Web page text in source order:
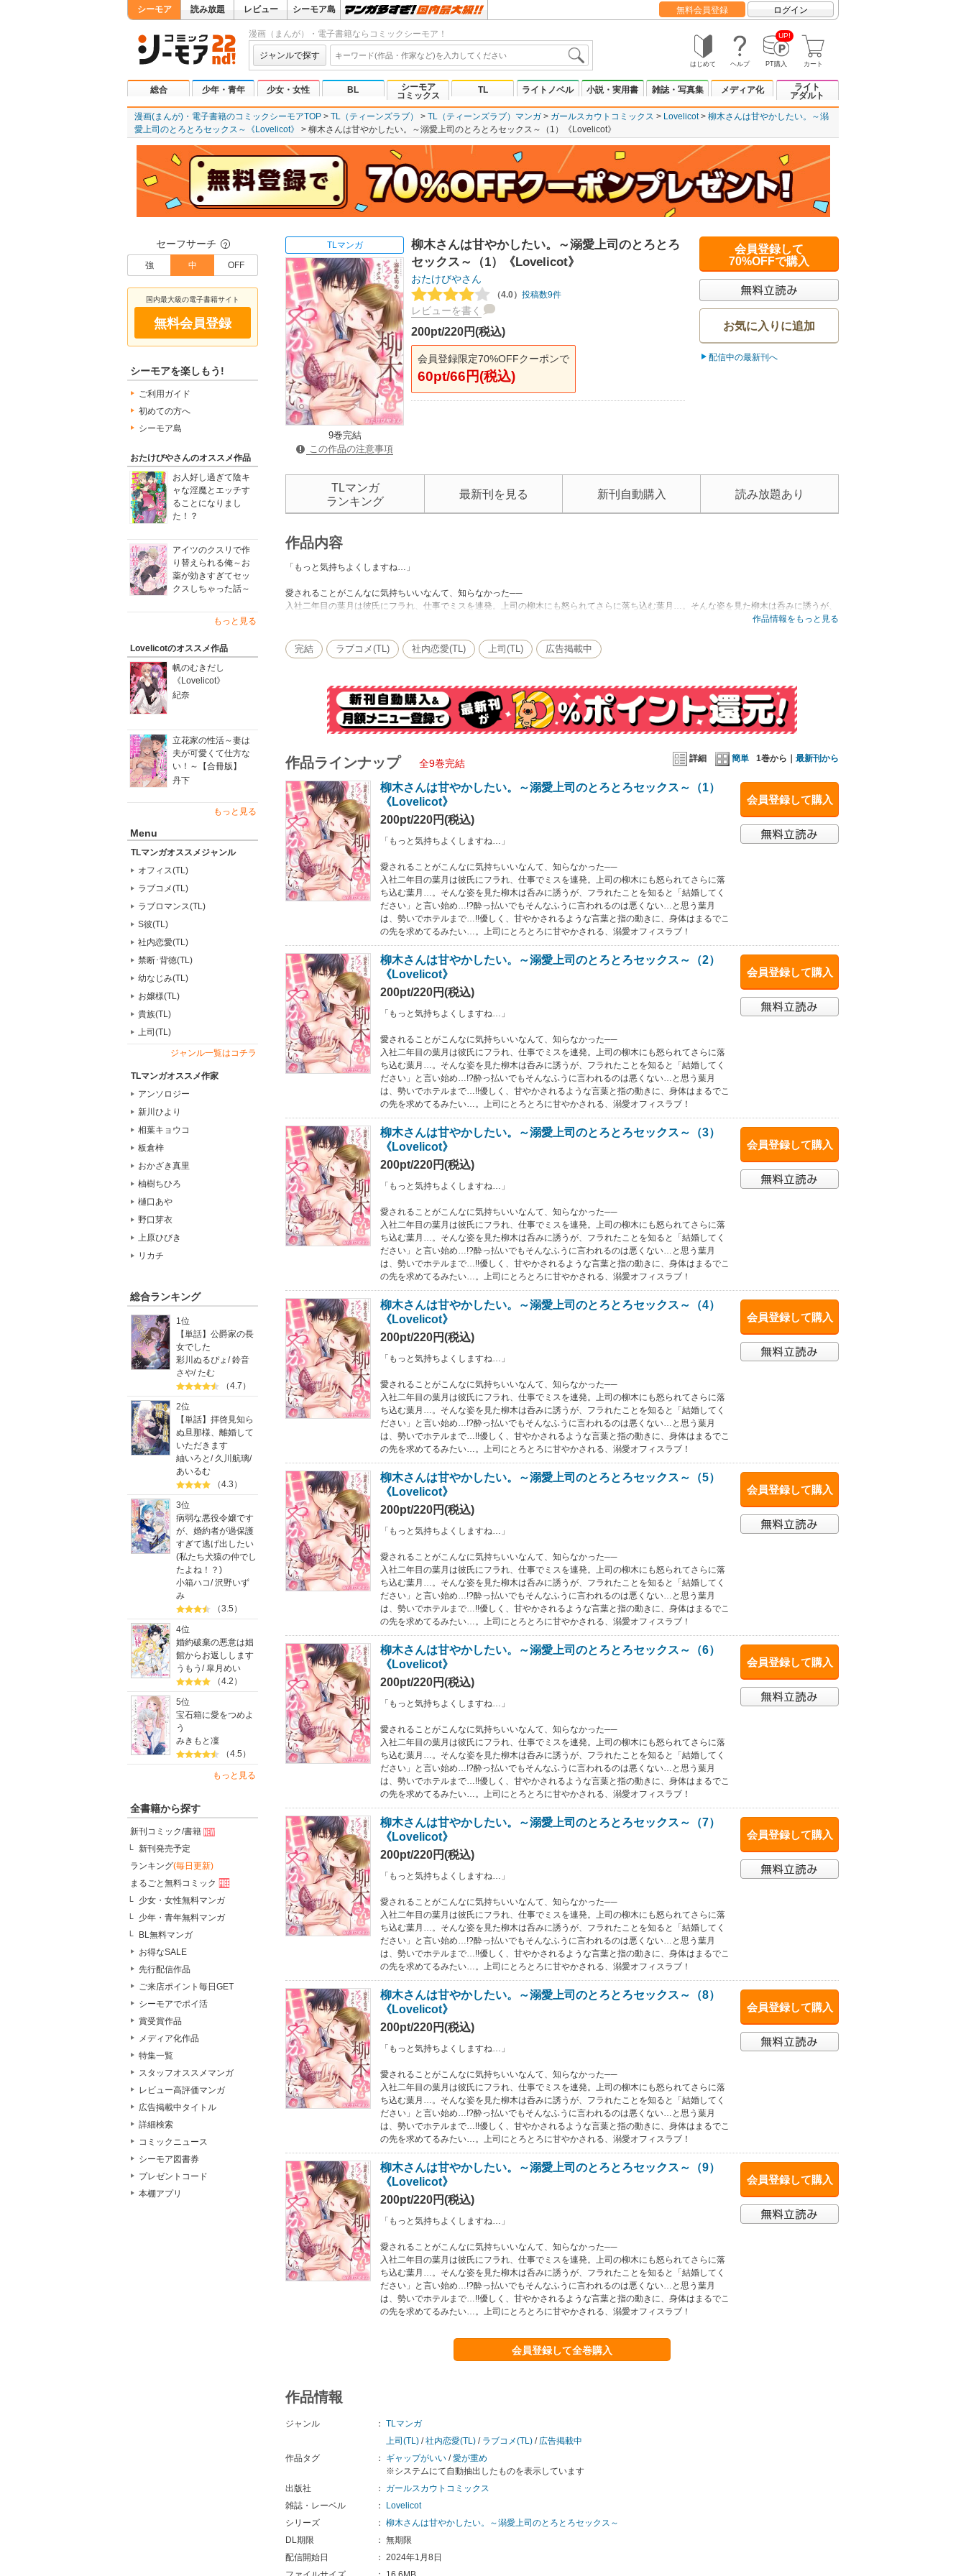
シーモア 読み放題 レビュー シーモア島 無料会員登録 ログイン
漫画（まんが）・電子書籍ならコミックシーモア！
ジャンルで探す
はじめて ヘルプ
UP!
PT購入 カート
総合 少年・青年 少女・女性 BL
シーモア
コミックス
TL ライトノベル 小説・実用書 雑誌・写真集 メディア化
ライト
アダルト
漫画(まんが)・電子書籍のコミックシーモアTOP TL（ティーンズラブ） TL（ティーンズラブ）マンガ ガールスカウトコミックス Lovelicot
柳木さんは甘やかしたい。～溺
愛上司のとろとろセックス～《Lovelicot》
柳木さんは甘やかしたい。～溺愛上司のとろとろセックス～（1）《Lovelicot》
セーフサーチ ？
強 中 OFF
国内最大級の電子書籍サイト
無料会員登録
シーモアを楽しもう!
ご利用ガイド
初めての方へ
シーモア島
おたけびやさんのオススメ作品
お人好し過ぎて陰キ
ャな淫魔とエッチす
ることになりまし
た！？
アイツのクスリで作
り替えられる俺～お
薬が効きすぎてセッ
クスしちゃった話～
もっと見る
Lovelicotのオススメ作品
帆のむきだし
《Lovelicot》
紀奈
立花家の性活～妻は
夫が可愛くて仕方な
い！～【合冊版】
丹下
もっと見る
Menu
TLマンガオススメジャンル
オフィス(TL)
ラブコメ(TL)
ラブロマンス(TL)
S彼(TL)
社内恋愛(TL)
禁断･背徳(TL)
幼なじみ(TL)
お嬢様(TL)
貴族(TL)
上司(TL)
ジャンル一覧はコチラ
TLマンガオススメ作家
アンソロジー
新川ひより
相葉キョウコ
板倉梓
おかざき真里
柚樹ちひろ
樋口あや
野口芽衣
上原ひびき
リカチ
総合ランキング
1位
【単話】公爵家の長
女でした
彩川ぬるぴょ /鈴音
さや/たむ
（4.7）
2位
【単話】拝啓見知ら
ぬ旦那様、離婚して
いただきます
紬いろと / 久川航璃/
あいるむ
（4.3）
3位
病弱な悪役令嬢です
が、婚約者が過保護
すぎて逃げ出したい
(私たち犬猿の仲でし
たよね！？)
小箱ハコ/沢野いず
み
（3.5）
4位
婚約破棄の悪意は娼
館からお返しします
うもう /皐月めい
（4.2）
5位
宝石箱に愛をつめよ
う
みきもと凜
（4.5）
もっと見る
全書籍から探す
新刊コミック/書籍
新刊発売予定
ランキング(毎日更新)
まるごと無料コミック
少女・女性無料マンガ
少年・青年無料マンガ
BL無料マンガ
お得なSALE
先行配信作品
ご来店ポイント毎日GET
シーモアでポイ活
賞受賞作品
メディア化作品
特集一覧
スタッフオススメマンガ
レビュー高評価マンガ
広告掲載中タイトル
詳細検索
コミックニュース
シーモア図書券
プレゼントコード
本棚アプリ
TLマンガ
9巻完結
この作品の注意事項
柳木さんは甘やかしたい。～溺愛上司のとろとろ
セックス～（1）《Lovelicot》
おたけびやさん
（4.0） 投稿数9件
レビューを書く
200pt/220円(税込)
会員登録限定70%OFFクーポンで
60pt/66円(税込)
会員登録して
70%OFFで購入
お気に入りに追加
配信中の最新刊へ
TLマンガ
ランキング
最新刊を見る 新刊自動購入 読み放題あり
作品内容
「もっと気持ちよくしますね…」
愛されることがこんなに気持ちいいなんて、知らなかった──
入社二年目の葉月は彼氏にフラれ、仕事でミスを連発。上司の柳木にも怒られてさらに落ち込む葉月…。そんな姿を見た柳木は呑みに誘うが、
フラれたことを知ると「結婚してください」と言い始め…!?酔っ払いでもそんなふうに言われるのは悪くない…と思う葉月は、勢いでホテルま
スラブ！
作品情報をもっと見る
完結 ラブコメ(TL) 社内恋愛(TL) 上司(TL) 広告掲載中
詳細 簡単 1巻から｜ 最新刊から
作品ラインナップ 全9巻完結
会員登録して購入
柳木さんは甘やかしたい。～溺愛上司のとろとろセックス～（1）
《Lovelicot》
200pt/220円(税込)
「もっと気持ちよくしますね…」
愛されることがこんなに気持ちいいなんて、知らなかった──
入社二年目の葉月は彼氏にフラれ、仕事でミスを連発。上司の柳木にも怒られてさらに落
ち込む葉月…。そんな姿を見た柳木は呑みに誘うが、フラれたことを知ると「結婚してく
ださい」と言い始め…!?酔っ払いでもそんなふうに言われるのは悪くない…と思う葉月
は、勢いでホテルまで…!!優しく、甘やかされるような言葉と指の動きに、身体はまるでこ
の先を求めてるみたい…。上司にとろとろに甘やかされる、溺愛オフィスラブ！
会員登録して購入
柳木さんは甘やかしたい。～溺愛上司のとろとろセックス～（2）
《Lovelicot》
200pt/220円(税込)
「もっと気持ちよくしますね…」
愛されることがこんなに気持ちいいなんて、知らなかった──
入社二年目の葉月は彼氏にフラれ、仕事でミスを連発。上司の柳木にも怒られてさらに落
ち込む葉月…。そんな姿を見た柳木は呑みに誘うが、フラれたことを知ると「結婚してく
ださい」と言い始め…!?酔っ払いでもそんなふうに言われるのは悪くない…と思う葉月
は、勢いでホテルまで…!!優しく、甘やかされるような言葉と指の動きに、身体はまるでこ
の先を求めてるみたい…。上司にとろとろに甘やかされる、溺愛オフィスラブ！
会員登録して購入
柳木さんは甘やかしたい。～溺愛上司のとろとろセックス～（3）
《Lovelicot》
200pt/220円(税込)
「もっと気持ちよくしますね…」
愛されることがこんなに気持ちいいなんて、知らなかった──
入社二年目の葉月は彼氏にフラれ、仕事でミスを連発。上司の柳木にも怒られてさらに落
ち込む葉月…。そんな姿を見た柳木は呑みに誘うが、フラれたことを知ると「結婚してく
ださい」と言い始め…!?酔っ払いでもそんなふうに言われるのは悪くない…と思う葉月
は、勢いでホテルまで…!!優しく、甘やかされるような言葉と指の動きに、身体はまるでこ
の先を求めてるみたい…。上司にとろとろに甘やかされる、溺愛オフィスラブ！
会員登録して購入
柳木さんは甘やかしたい。～溺愛上司のとろとろセックス～（4）
《Lovelicot》
200pt/220円(税込)
「もっと気持ちよくしますね…」
愛されることがこんなに気持ちいいなんて、知らなかった──
入社二年目の葉月は彼氏にフラれ、仕事でミスを連発。上司の柳木にも怒られてさらに落
ち込む葉月…。そんな姿を見た柳木は呑みに誘うが、フラれたことを知ると「結婚してく
ださい」と言い始め…!?酔っ払いでもそんなふうに言われるのは悪くない…と思う葉月
は、勢いでホテルまで…!!優しく、甘やかされるような言葉と指の動きに、身体はまるでこ
の先を求めてるみたい…。上司にとろとろに甘やかされる、溺愛オフィスラブ！
会員登録して購入
柳木さんは甘やかしたい。～溺愛上司のとろとろセックス～（5）
《Lovelicot》
200pt/220円(税込)
「もっと気持ちよくしますね…」
愛されることがこんなに気持ちいいなんて、知らなかった──
入社二年目の葉月は彼氏にフラれ、仕事でミスを連発。上司の柳木にも怒られてさらに落
ち込む葉月…。そんな姿を見た柳木は呑みに誘うが、フラれたことを知ると「結婚してく
ださい」と言い始め…!?酔っ払いでもそんなふうに言われるのは悪くない…と思う葉月
は、勢いでホテルまで…!!優しく、甘やかされるような言葉と指の動きに、身体はまるでこ
の先を求めてるみたい…。上司にとろとろに甘やかされる、溺愛オフィスラブ！
会員登録して購入
柳木さんは甘やかしたい。～溺愛上司のとろとろセックス～（6）
《Lovelicot》
200pt/220円(税込)
「もっと気持ちよくしますね…」
愛されることがこんなに気持ちいいなんて、知らなかった──
入社二年目の葉月は彼氏にフラれ、仕事でミスを連発。上司の柳木にも怒られてさらに落
ち込む葉月…。そんな姿を見た柳木は呑みに誘うが、フラれたことを知ると「結婚してく
ださい」と言い始め…!?酔っ払いでもそんなふうに言われるのは悪くない…と思う葉月
は、勢いでホテルまで…!!優しく、甘やかされるような言葉と指の動きに、身体はまるでこ
の先を求めてるみたい…。上司にとろとろに甘やかされる、溺愛オフィスラブ！
会員登録して購入
柳木さんは甘やかしたい。～溺愛上司のとろとろセックス～（7）
《Lovelicot》
200pt/220円(税込)
「もっと気持ちよくしますね…」
愛されることがこんなに気持ちいいなんて、知らなかった──
入社二年目の葉月は彼氏にフラれ、仕事でミスを連発。上司の柳木にも怒られてさらに落
ち込む葉月…。そんな姿を見た柳木は呑みに誘うが、フラれたことを知ると「結婚してく
ださい」と言い始め…!?酔っ払いでもそんなふうに言われるのは悪くない…と思う葉月
は、勢いでホテルまで…!!優しく、甘やかされるような言葉と指の動きに、身体はまるでこ
の先を求めてるみたい…。上司にとろとろに甘やかされる、溺愛オフィスラブ！
会員登録して購入
柳木さんは甘やかしたい。～溺愛上司のとろとろセックス～（8）
《Lovelicot》
200pt/220円(税込)
「もっと気持ちよくしますね…」
愛されることがこんなに気持ちいいなんて、知らなかった──
入社二年目の葉月は彼氏にフラれ、仕事でミスを連発。上司の柳木にも怒られてさらに落
ち込む葉月…。そんな姿を見た柳木は呑みに誘うが、フラれたことを知ると「結婚してく
ださい」と言い始め…!?酔っ払いでもそんなふうに言われるのは悪くない…と思う葉月
は、勢いでホテルまで…!!優しく、甘やかされるような言葉と指の動きに、身体はまるでこ
の先を求めてるみたい…。上司にとろとろに甘やかされる、溺愛オフィスラブ！
会員登録して購入
柳木さんは甘やかしたい。～溺愛上司のとろとろセックス～（9）
《Lovelicot》
200pt/220円(税込)
「もっと気持ちよくしますね…」
愛されることがこんなに気持ちいいなんて、知らなかった──
入社二年目の葉月は彼氏にフラれ、仕事でミスを連発。上司の柳木にも怒られてさらに落
ち込む葉月…。そんな姿を見た柳木は呑みに誘うが、フラれたことを知ると「結婚してく
ださい」と言い始め…!?酔っ払いでもそんなふうに言われるのは悪くない…と思う葉月
は、勢いでホテルまで…!!優しく、甘やかされるような言葉と指の動きに、身体はまるでこ
の先を求めてるみたい…。上司にとろとろに甘やかされる、溺愛オフィスラブ！
会員登録して全巻購入
作品情報
ジャンル ： TLマンガ
上司(TL) /社内恋愛(TL) / ラブコメ(TL) / 広告掲載中
作品タグ
： ギャップがいい /愛が重め
※システムにて自動抽出したものを表示しています
出版社
：
ガールスカウトコミックス
雑誌・レーベル
：
Lovelicot
シリーズ
： 柳木さんは甘やかしたい。～溺愛上司のとろとろセックス～
DL期限
： 無期限
配信開始日
： 2024年1月8日